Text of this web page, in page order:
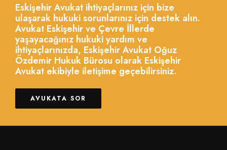
Eskişehir Avukat ihtiyaçlarınız için bize
ulaşarak hukuki sorunlarınız için destek alın.
Avukat Eskişehir ve Çevre İllerde
yaşayacağınız hukuki yardım ve
ihtiyaçlarınızda, Eskişehir Avukat Oğuz
Özdemir Hukuk Bürosu olarak Eskişehir
Avukat ekibiyle iletişime geçebilirsiniz.
AVUKATA SOR